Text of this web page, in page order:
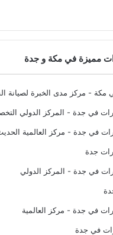
مميزة في مكة و جدة
مكة - مركز مدى الخبرة لصيانة
في جدة - المركز الدولي
في جدة - مركز العالمية
جدة
في جدة - المركز الدولي
في جدة - مركز العالمية
في جدة